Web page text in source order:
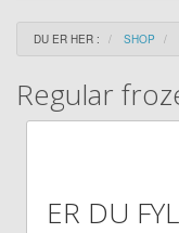
DU ER HER : SHOP
Regular
ER DU